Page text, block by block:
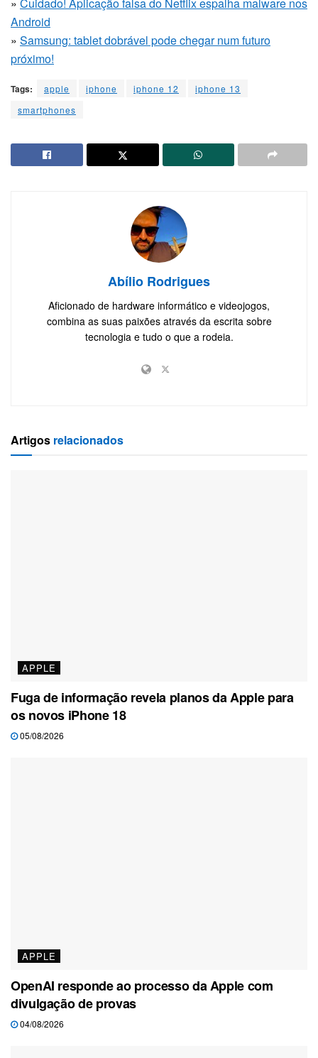
Android
» Samsung: tablet dobrável pode chegar num futuro
próximo!
Tags: apple iphone iphone 12
iphone 13
smartphones
Abílio Rodrigues
Aficionado de hardware informático e videojogos,
combina as suas paixões através da escrita sobre
tecnologia e tudo o que a rodeia.
Artigos relacionados
APPLE
Fuga de informação revela planos da Apple para
os novos iPhone 18
05/08/2026
APPLE
OpenAI responde ao processo da Apple com
divulgação de provas
04/08/2026